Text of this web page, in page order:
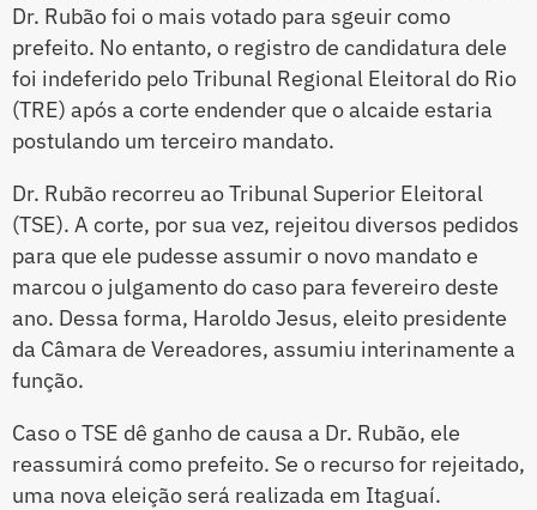
Dr. Rubão foi o mais votado para sgeuir como
prefeito. No entanto, o registro de candidatura dele
foi indeferido pelo Tribunal Regional Eleitoral do Rio
(TRE) após a corte endender que o alcaide estaria
postulando um terceiro mandato.
Dr. Rubão recorreu ao Tribunal Superior Eleitoral
(TSE). A corte, por sua vez, rejeitou diversos pedidos
para que ele pudesse assumir o novo mandato e
marcou o julgamento do caso para fevereiro deste
ano. Dessa forma, Haroldo Jesus, eleito presidente
da Câmara de Vereadores, assumiu interinamente a
função.
Caso o TSE dê ganho de causa a Dr. Rubão, ele
reassumirá como prefeito. Se o recurso for rejeitado,
uma nova eleição será realizada em Itaguaí.